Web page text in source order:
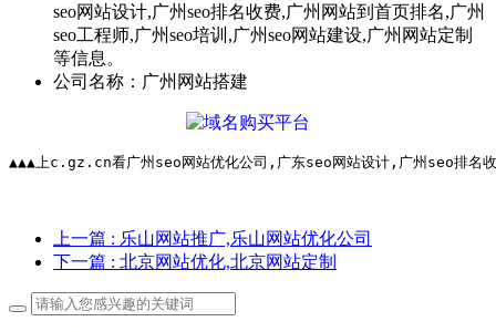
seo网站设计,广州seo排名收费,广州网站到首页排名,广州
seo工程师,广州seo培训,广州seo网站建设,广州网站定制
等信息。
公司名称： 广州网站搭建
▲▲▲上c.gz.cn看广州seo网站优化公司,广东seo网站设计,广州seo排名
上一篇 : 乐山网站推广,乐山网站优化公司
下一篇 : 北京网站优化,北京网站定制